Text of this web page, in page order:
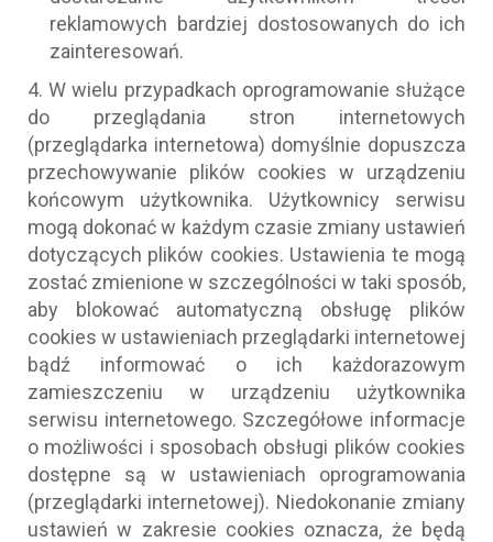
reklamowych bardziej dostosowanych do ich
zainteresowań.
4. W wielu przypadkach oprogramowanie służące
do przeglądania stron internetowych
(przeglądarka internetowa) domyślnie dopuszcza
przechowywanie plików cookies w urządzeniu
końcowym użytkownika. Użytkownicy serwisu
mogą dokonać w każdym czasie zmiany ustawień
dotyczących plików cookies. Ustawienia te mogą
zostać zmienione w szczególności w taki sposób,
aby blokować automatyczną obsługę plików
cookies w ustawieniach przeglądarki internetowej
bądź informować o ich każdorazowym
zamieszczeniu w urządzeniu użytkownika
serwisu internetowego. Szczegółowe informacje
o możliwości i sposobach obsługi plików cookies
dostępne są w ustawieniach oprogramowania
(przeglądarki internetowej). Niedokonanie zmiany
ustawień w zakresie cookies oznacza, że będą